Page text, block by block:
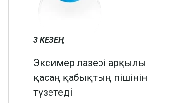
3 КЕЗЕҢ
Эксимер лазері арқылы
қасаң қабықтың пішінін
түзетеді